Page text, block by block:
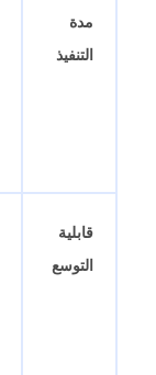
مدة
التنفيذ
قابلية
التوسع